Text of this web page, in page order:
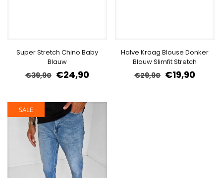
Super Stretch Chino Baby
Blauw
€39,90 €24,90
Halve Kraag Blouse Donker
Blauw Slimfit Stretch
€29,90 €19,90
SALE